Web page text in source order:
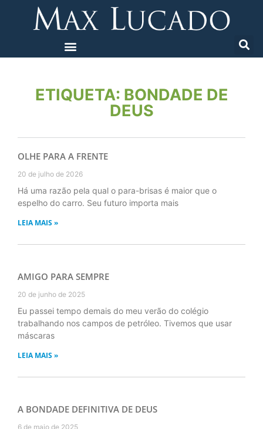
ETIQUETA: BONDADE DE
DEUS
OLHE PARA A FRENTE
20 de julho de 2026
Há uma razão pela qual o para-brisas é maior que o
espelho do carro. Seu futuro importa mais
LEIA MAIS »
AMIGO PARA SEMPRE
20 de junho de 2025
Eu passei tempo demais do meu verão do colégio
trabalhando nos campos de petróleo. Tivemos que usar
máscaras
LEIA MAIS »
A BONDADE DEFINITIVA DE DEUS
6 de maio de 2025